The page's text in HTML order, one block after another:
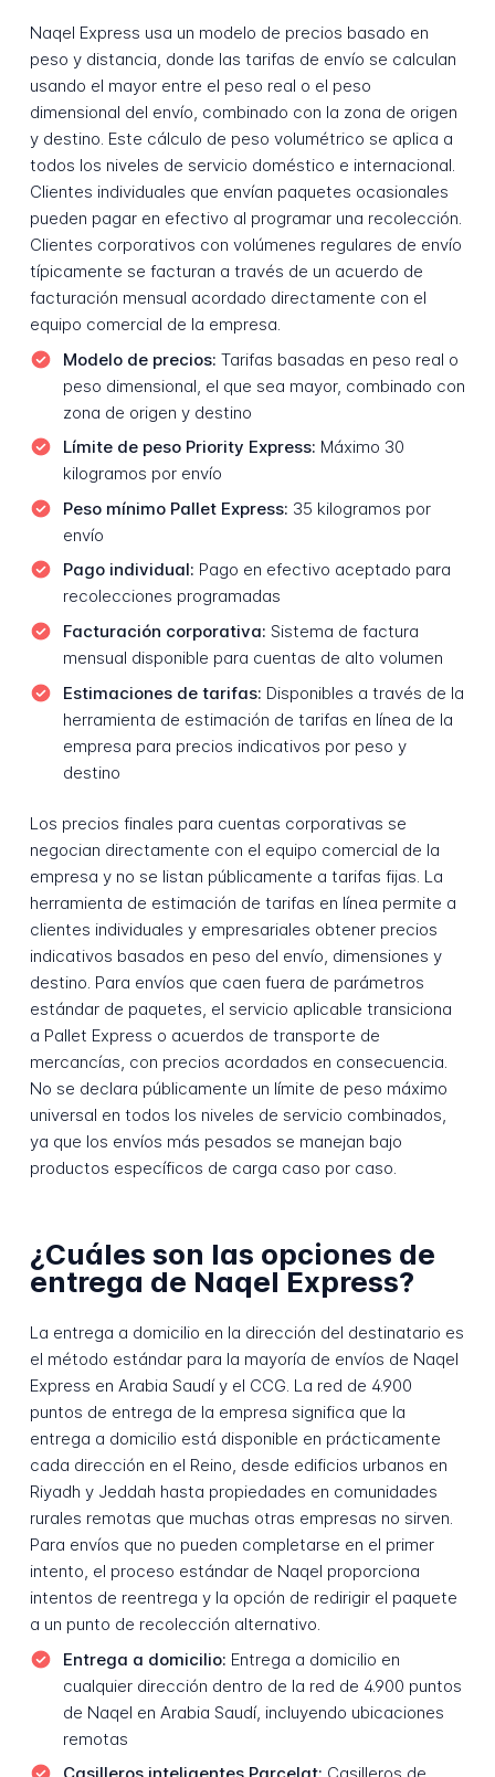
Naqel Express usa un modelo de precios basado en
peso y distancia, donde las tarifas de envío se calculan
usando el mayor entre el peso real o el peso
dimensional del envío, combinado con la zona de origen
y destino. Este cálculo de peso volumétrico se aplica a
todos los niveles de servicio doméstico e internacional.
Clientes individuales que envían paquetes ocasionales
pueden pagar en efectivo al programar una recolección.
Clientes corporativos con volúmenes regulares de envío
típicamente se facturan a través de un acuerdo de
facturación mensual acordado directamente con el
equipo comercial de la empresa.
Modelo de precios: Tarifas basadas en peso real o
peso dimensional, el que sea mayor, combinado con
zona de origen y destino
Límite de peso Priority Express: Máximo 30
kilogramos por envío
Peso mínimo Pallet Express: 35 kilogramos por
envío
Pago individual: Pago en efectivo aceptado para
recolecciones programadas
Facturación corporativa: Sistema de factura
mensual disponible para cuentas de alto volumen
Estimaciones de tarifas: Disponibles a través de la
herramienta de estimación de tarifas en línea de la
empresa para precios indicativos por peso y
destino
Los precios finales para cuentas corporativas se
negocian directamente con el equipo comercial de la
empresa y no se listan públicamente a tarifas fijas. La
herramienta de estimación de tarifas en línea permite a
clientes individuales y empresariales obtener precios
indicativos basados en peso del envío, dimensiones y
destino. Para envíos que caen fuera de parámetros
estándar de paquetes, el servicio aplicable transiciona
a Pallet Express o acuerdos de transporte de
mercancías, con precios acordados en consecuencia.
No se declara públicamente un límite de peso máximo
universal en todos los niveles de servicio combinados,
ya que los envíos más pesados se manejan bajo
productos específicos de carga caso por caso.
¿Cuáles son las opciones de
entrega de Naqel Express?
La entrega a domicilio en la dirección del destinatario es
el método estándar para la mayoría de envíos de Naqel
Express en Arabia Saudí y el CCG. La red de 4.900
puntos de entrega de la empresa significa que la
entrega a domicilio está disponible en prácticamente
cada dirección en el Reino, desde edificios urbanos en
Riyadh y Jeddah hasta propiedades en comunidades
rurales remotas que muchas otras empresas no sirven.
Para envíos que no pueden completarse en el primer
intento, el proceso estándar de Naqel proporciona
intentos de reentrega y la opción de redirigir el paquete
a un punto de recolección alternativo.
Entrega a domicilio: Entrega a domicilio en
cualquier dirección dentro de la red de 4.900 puntos
de Naqel en Arabia Saudí, incluyendo ubicaciones
remotas